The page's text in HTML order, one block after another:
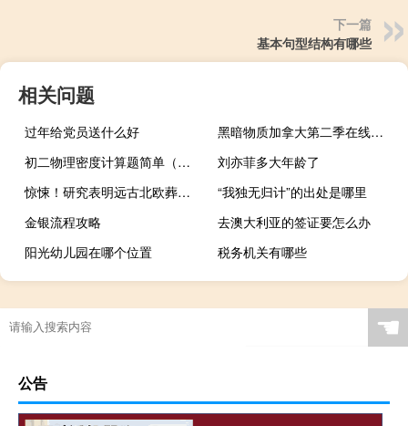
下一篇
基本句型结构有哪些
相关问题
过年给党员送什么好
黑暗物质加拿大第二季在线观看（黑暗物质-2015年加拿大电视剧简介）
初二物理密度计算题简单（初二物理密度计算题）
刘亦菲多大年龄了
惊悚！研究表明远古北欧葬礼是吃掉逝者
“我独无归计”的出处是哪里
金银流程攻略
去澳大利亚的签证要怎么办
阳光幼儿园在哪个位置
税务机关有哪些
☚
公告